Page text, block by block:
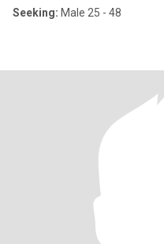
Seeking: Male 25 - 48